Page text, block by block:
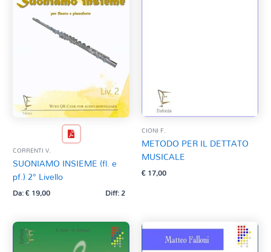
CORRENTI V.
SUONIAMO INSIEME (fl. e
pf.) 2° Livello
Da:€19,00 Diff: 2
CIONI F.
METODO PER IL DETTATO
MUSICALE
€17,00